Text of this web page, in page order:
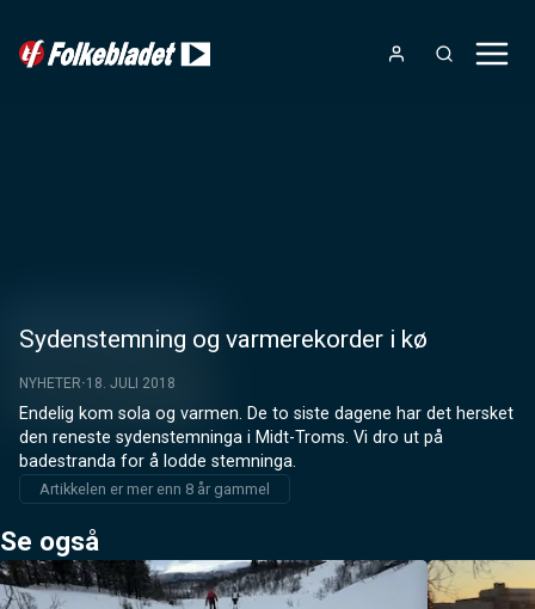
Sydenstemning og varmerekorder i kø
NYHETER 18. JULI 2018
Endelig kom sola og varmen. De to siste dagene har det hersket
den reneste sydenstemninga i Midt-Troms. Vi dro ut på
badestranda for å lodde stemninga.
Artikkelen er mer enn 8 år gammel
Se også